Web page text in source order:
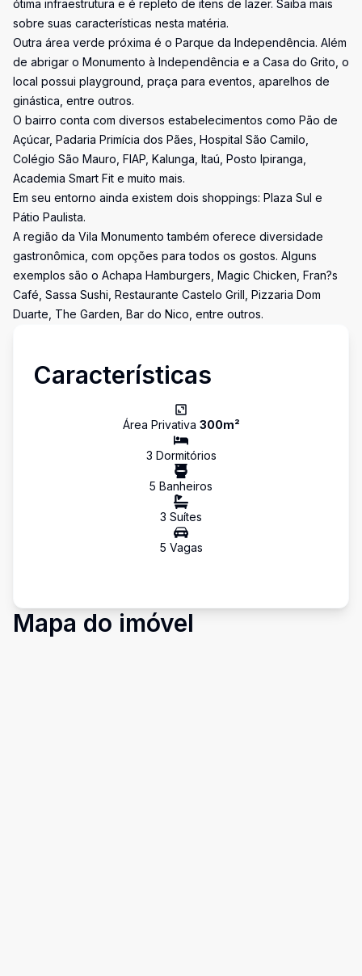
ótima infraestrutura e é repleto de itens de lazer. Saiba mais
sobre suas características nesta matéria.
Outra área verde próxima é o Parque da Independência. Além
de abrigar o Monumento à Independência e a Casa do Grito, o
local possui playground, praça para eventos, aparelhos de
ginástica, entre outros.
O bairro conta com diversos estabelecimentos como Pão de
Açúcar, Padaria Primícia dos Pães, Hospital São Camilo,
Colégio São Mauro, FIAP, Kalunga, Itaú, Posto Ipiranga,
Academia Smart Fit e muito mais.
Em seu entorno ainda existem dois shoppings: Plaza Sul e
Pátio Paulista.
A região da Vila Monumento também oferece diversidade
gastronômica, com opções para todos os gostos. Alguns
exemplos são o Achapa Hamburgers, Magic Chicken, Fran?s
Café, Sassa Sushi, Restaurante Castelo Grill, Pizzaria Dom
Duarte, The Garden, Bar do Nico, entre outros.
Características
Área Privativa 300m²
3 Dormitórios
5 Banheiros
3 Suítes
5 Vagas
Mapa do imóvel